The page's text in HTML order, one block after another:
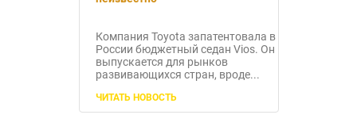
Компания Toyota запатентовала в
России бюджетный седан Vios. Он
выпускается для рынков
развивающихся стран, вроде...
ЧИТАТЬ НОВОСТЬ